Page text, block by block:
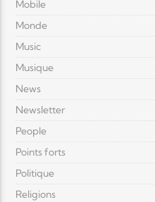
Mobile
Monde
Music
Musique
News
Newsletter
People
Points forts
Politique
Religions